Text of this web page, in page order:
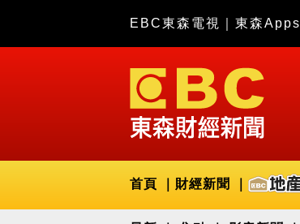
EBC東森電視 東森Apps
首頁 財經新聞